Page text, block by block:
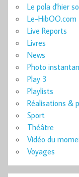
Le pola d'hier
Le-HibOO.com
Live Reports
Livres
News
Photo
Play 3
Playlists
Réalisations &
Sport
Théâtre
Vidéo du
Voyages